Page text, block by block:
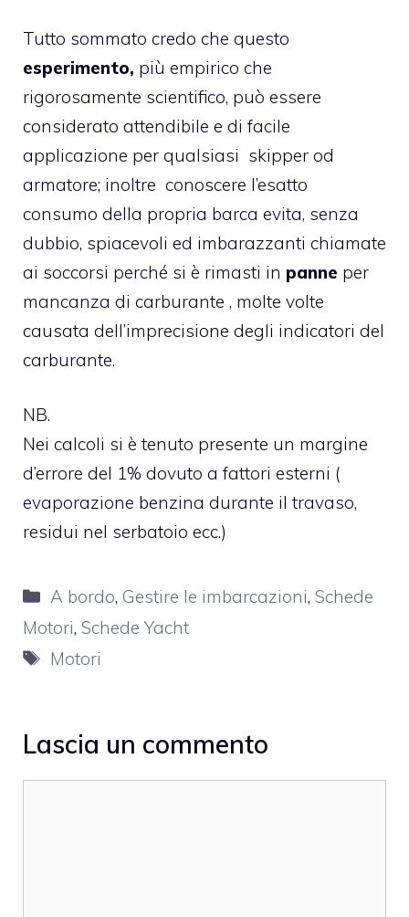
Tutto sommato credo che questo
esperimento, più empirico che
rigorosamente scientifico, può essere
considerato attendibile e di facile
applicazione per qualsiasi skipper od
armatore; inoltre conoscere l’esatto
consumo della propria barca evita, senza
dubbio, spiacevoli ed imbarazzanti chiamate
ai soccorsi perché si è rimasti in panne per
mancanza di carburante , molte volte
causata dell’imprecisione degli indicatori del
carburante.
NB.
Nei calcoli si è tenuto presente un margine
d’errore del 1% dovuto a fattori esterni (
evaporazione benzina durante il travaso,
residui nel serbatoio ecc.)
Categorie
A bordo, Gestire le imbarcazioni,Schede
Motori, Schede Yacht
Tag
Motori
Lascia un commento